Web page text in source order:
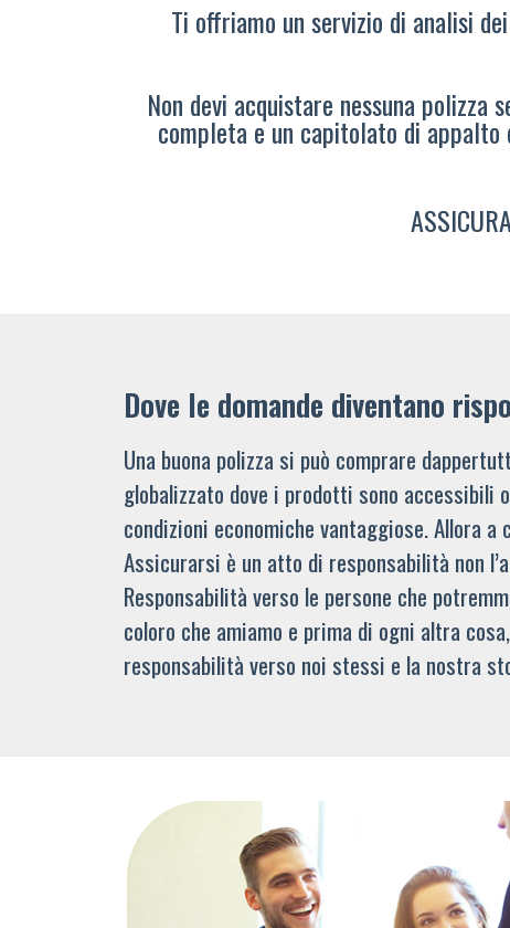
Ti offriamo un servizio di analisi
Non devi acquistare nessuna
completa e un capitolato di
Dove le domande diventano
Una buona polizza si può comprare
globalizzato dove i prodotti sono accessibili
condizioni economiche vantaggiose. Allora a
Assicurarsi è un atto di responsabilità non
Responsabilità verso le persone che
coloro che amiamo e prima di ogni altra
responsabilità verso noi stessi e la nostra